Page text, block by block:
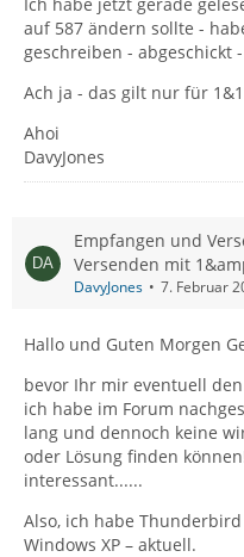
auf 587 ändern sollte -
geschreiben - abgeschickt
Ach ja - das gilt nur für
Ahoi
DavyJones
Empfangen und
Versenden mit
DavyJones 7. Februar
Hallo und Guten Morgen
bevor Ihr mir eventuell
ich habe im Forum
lang und dennoch keine
oder Lösung finden
interessant......
Also, ich habe
Windows XP – aktuell.